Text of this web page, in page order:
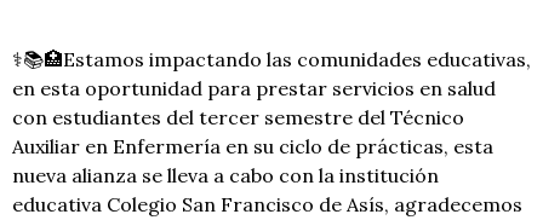
⚕️📚🏥Estamos impactando las comunidades educativas,
en esta oportunidad para prestar servicios en salud
con estudiantes del tercer semestre del Técnico
Auxiliar en Enfermería en su ciclo de prácticas, esta
nueva alianza se lleva a cabo con la institución
educativa Colegio San Francisco de Asís, agradecemos